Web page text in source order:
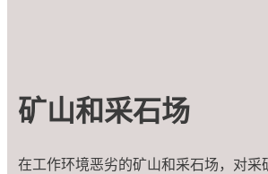
矿山和采石场
在工作环境恶劣的矿山和采石场，对采